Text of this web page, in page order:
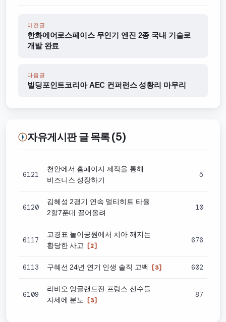
이전글
한화에어로스페이스 무인기 엔진 2종 국내 기술로
개발 완료
다음글
빌딩포인트코리아 AEC 컨퍼런스 성황리 마무리
자유게시판 글 목록 (5)
6121
천안에서 홈페이지 제작을 통해
비즈니스 성장하기
5
6120
김혜성 2경기 연속 멀티히트 타율
2할7푼대 끌어올려
10
6117
고경표 놀이공원에서 치아 깨지는
황당한 사고 [2]
676
6113 구혜선 24년 연기 인생 솔직 고백 [3] 602
6109
라비오 잉글랜드전 프랑스 선수들
자세에 분노 [3]
87